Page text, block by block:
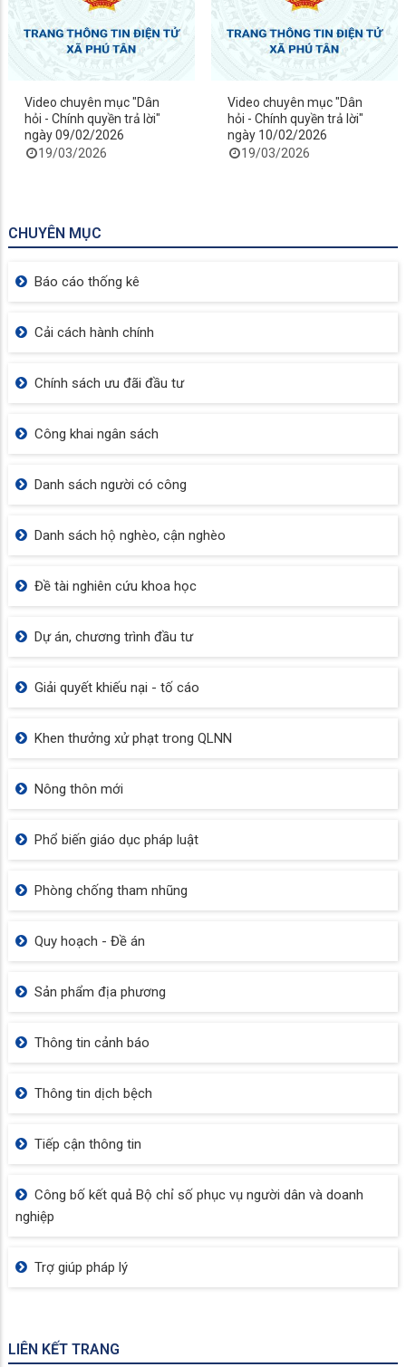
Video chuyên mục "Dân
hỏi - Chính quyền trả lời"
ngày 09/02/2026
19/03/2026
Video chuyên mục "Dân
hỏi - Chính quyền trả lời"
ngày 10/02/2026
19/03/2026
CHUYÊN MỤC
Báo cáo thống kê
Cải cách hành chính
Chính sách ưu đãi đầu tư
Công khai ngân sách
Danh sách người có công
Danh sách hộ nghèo, cận nghèo
Đề tài nghiên cứu khoa học
Dự án, chương trình đầu tư
Giải quyết khiếu nại - tố cáo
Khen thưởng xử phạt trong QLNN
Nông thôn mới
Phổ biến giáo dục pháp luật
Phòng chống tham nhũng
Quy hoạch - Đề án
Sản phẩm địa phương
Thông tin cảnh báo
Thông tin dịch bệch
Tiếp cận thông tin
Công bố kết quả Bộ chỉ số phục vụ người dân và doanh
nghiệp
Trợ giúp pháp lý
LIÊN KẾT TRANG